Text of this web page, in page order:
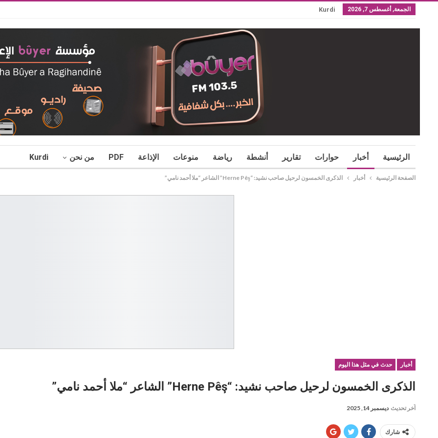
الجمعة, أغسطس 7, 2026 Kurdi
الرئيسية أخبار حوارات تقارير أنشطة رياضة منوعات الإذاعة PDF من نحن Kurdi
الصفحة الرئيسية أخبار الذكرى الخمسون لرحيل صاحب نشيد: “Herne Pêş” الشاعر “ملا أحمد نامي”
أخبار حدث في مثل هذا اليوم
الذكرى الخمسون لرحيل صاحب نشيد: “Herne Pêş” الشاعر “ملا أحمد نامي”
آخر تحديث ديسمبر 14, 2025
شارك